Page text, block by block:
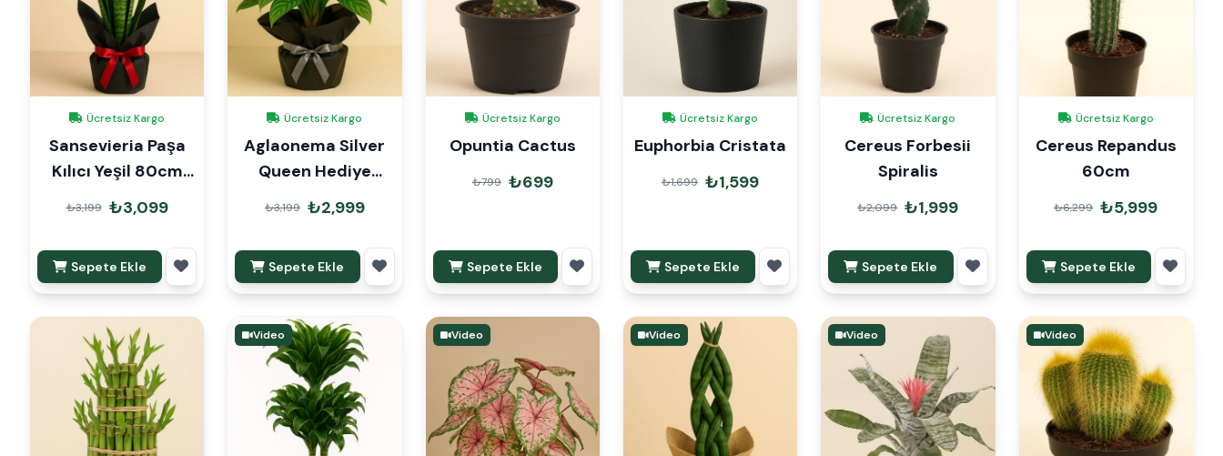
Ücretsiz Kargo
Sansevieria Paşa
Kılıcı Yeşil 80cm
Hediye Paketli
₺3,199 ₺3,099
Sepete Ekle
Ücretsiz Kargo
Aglaonema Silver
Queen Hediye
Paketli
₺3,199 ₺2,999
Sepete Ekle
Ücretsiz Kargo
Opuntia Cactus
₺799 ₺699
Sepete Ekle
Ücretsiz Kargo
Euphorbia Cristata
₺1,699 ₺1,599
Sepete Ekle
Ücretsiz Kargo
Cereus Forbesii
Spiralis
₺2,099 ₺1,999
Sepete Ekle
Ücretsiz Kargo
Cereus Repandus
60cm
₺6,299 ₺5,999
Sepete Ekle
Video Video Video Video Video